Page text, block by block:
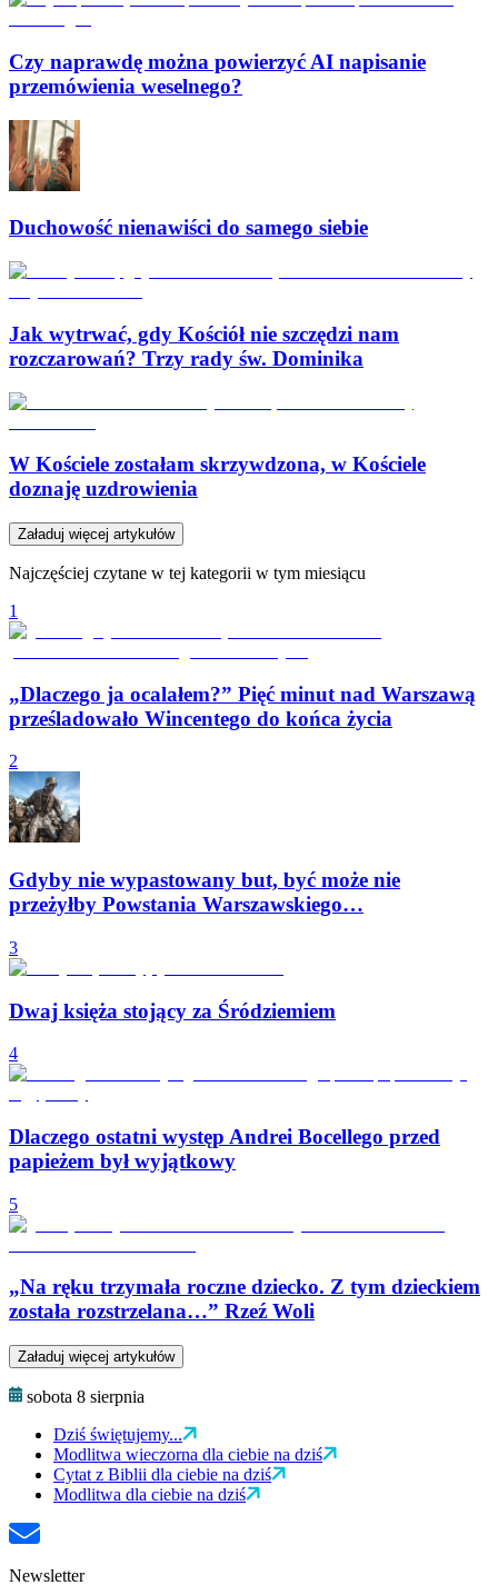
Czy naprawdę można powierzyć AI napisanie
przemówienia weselnego?
Duchowość nienawiści do samego siebie
Jak wytrwać, gdy Kościół nie szczędzi nam
rozczarowań? Trzy rady św. Dominika
W Kościele zostałam skrzywdzona, w Kościele
doznaję uzdrowienia
Załaduj więcej artykułów
Najczęściej czytane w tej kategorii w tym miesiącu
1
„Dlaczego ja ocalałem?” Pięć minut nad Warszawą
prześladowało Wincentego do końca życia
2
Gdyby nie wypastowany but, być może nie
przeżyłby Powstania Warszawskiego…
3
Dwaj księża stojący za Śródziemiem
4
Dlaczego ostatni występ Andrei Bocellego przed
papieżem był wyjątkowy
5
„Na ręku trzymała roczne dziecko. Z tym dzieckiem
została rozstrzelana…” Rzeź Woli
Załaduj więcej artykułów
sobota 8 sierpnia
Dziś świętujemy...
Modlitwa wieczorna dla ciebie na dziś
Cytat z Biblii dla ciebie na dziś
Modlitwa dla ciebie na dziś
Newsletter